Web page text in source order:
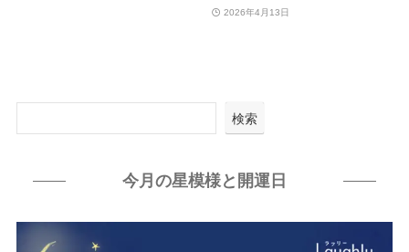
2026年4月13日
検索
今月の星模様と開運日